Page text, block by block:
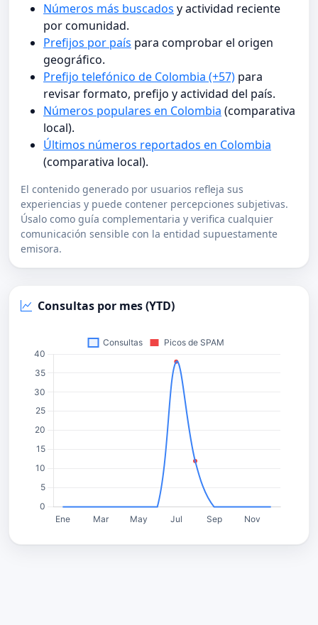
Números más buscados y actividad reciente
por comunidad.
Prefijos por país para comprobar el origen
geográfico.
Prefijo telefónico de Colombia (+57) para
revisar formato, prefijo y actividad del país.
Números populares en Colombia (comparativa
local).
Últimos números reportados en Colombia
(comparativa local).
El contenido generado por usuarios refleja sus
experiencias y puede contener percepciones subjetivas.
Úsalo como guía complementaria y verifica cualquier
comunicación sensible con la entidad supuestamente
emisora.
Consultas por mes (YTD)